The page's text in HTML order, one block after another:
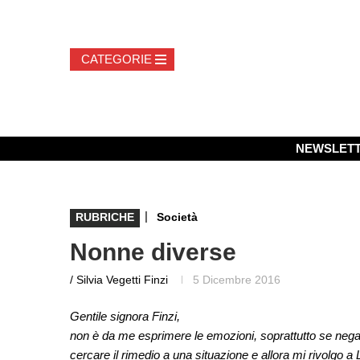
RUBRICHE | Società
Nonne diverse
/ Silvia Vegetti Finzi 5 Dicembre 2016
Gentile signora Finzi,
non è da me esprimere le emozioni, soprattutto se
cercare il rimedio a una situazione e allora mi rivolgo a